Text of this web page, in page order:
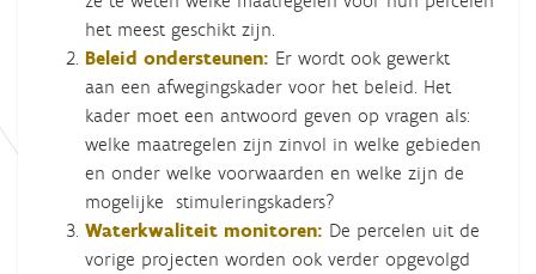
het meest geschikt zijn.
Beleid ondersteunen: Er wordt ook gewerkt
aan een afwegingskader voor het beleid. Het
kader moet een antwoord geven op vragen als:
welke maatregelen zijn zinvol in welke gebieden
en onder welke voorwaarden en welke zijn de
mogelijke stimuleringskaders?
Waterkwaliteit monitoren: De percelen uit de
vorige projecten worden ook verder opgevolgd